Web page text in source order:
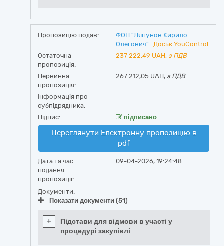
Пропозицію подав:
ФОП "Ляпунов Кирило
Олегович"
Досьє YouControl
Остаточна
пропозиція:
237 222,49 UAH, з ПДВ
Первинна
пропозиція:
267 212,05 UAH, з ПДВ
Інформація про
субпідрядника:
-
Підпис: підписано
Переглянути Електронну пропозицію в
pdf
Дата та час
подання
пропозиції:
09-04-2026, 19:24:48
Документи:
Показати документи (51)
+
Підстави для відмови в участі у
процедурі закупівлі